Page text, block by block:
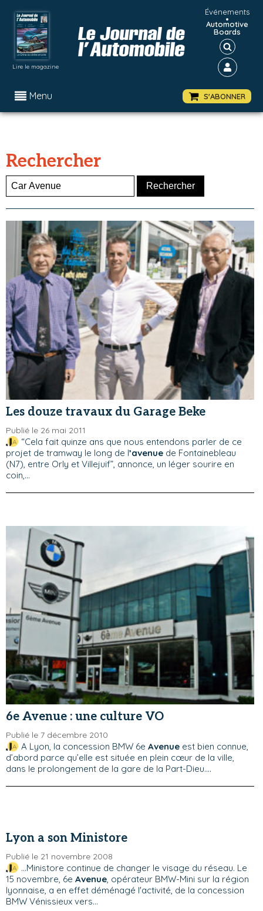
Lire le magazine
Événements
•
Automotive
Boards
Menu S'ABONNER
Rechercher
Les douze travaux du Garage Beke
Publié le 26 mai 2011
“Cela fait quinze ans que nous entendons parler de ce
projet de tramway le long de l’avenue de Fontainebleau
(N7), entre Orly et Villejuif”, annonce, un léger sourire en
coin,...
6e Avenue : une culture VO
Publié le 7 décembre 2010
A Lyon, la concession BMW 6e Avenueest bien connue,
d’abord parce qu’elle est située en plein cœur de la ville,
dans le prolongement de la gare de la Part-Dieu....
Lyon a son Ministore
Publié le 21 novembre 2008
...Ministore continue de changer le visage du réseau. Le
15 novembre, 6e Avenue, opérateur BMW-Mini sur la région
lyonnaise, a en effet déménagé l'activité, de la concession
BMW Vénissieux vers...